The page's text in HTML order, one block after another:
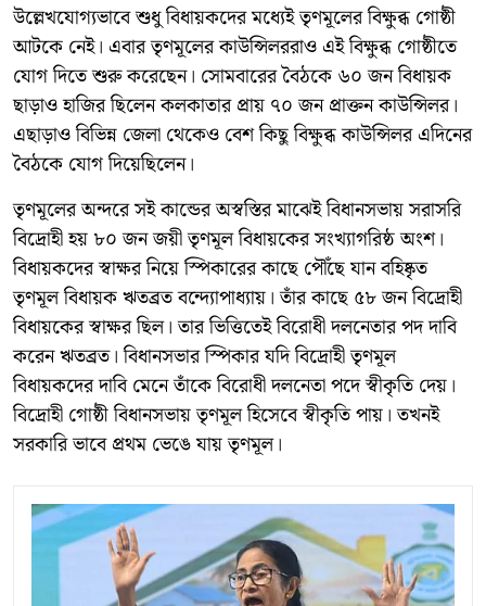
উল্লেখযোগ্যভাবে শুধু বিধায়কদের মধ্যেই তৃণমূলের বিক্ষুব্ধ গোষ্ঠী
আটকে নেই। এবার তৃণমূলের কাউন্সিলররাও এই বিক্ষুব্ধ গোষ্ঠীতে
যোগ দিতে শুরু করেছেন। সোমবারের বৈঠকে ৬০ জন বিধায়ক
ছাড়াও হাজির ছিলেন কলকাতার প্রায় ৭০ জন প্রাক্তন কাউন্সিলর।
এছাড়াও বিভিন্ন জেলা থেকেও বেশ কিছু বিক্ষুব্ধ কাউন্সিলর এদিনের
বৈঠকে যোগ দিয়েছিলেন।
তৃণমূলের অন্দরে সই কান্ডের অস্বস্তির মাঝেই বিধানসভায় সরাসরি
বিদ্রোহী হয় ৮০ জন জয়ী তৃণমূল বিধায়কের সংখ্যাগরিষ্ঠ অংশ।
বিধায়কদের স্বাক্ষর নিয়ে স্পিকারের কাছে পৌঁছে যান বহিষ্কৃত
তৃণমূল বিধায়ক ঋতব্রত বন্দ্যোপাধ্যায়। তাঁর কাছে ৫৮ জন বিদ্রোহী
বিধায়কের স্বাক্ষর ছিল। তার ভিত্তিতেই বিরোধী দলনেতার পদ দাবি
করেন ঋতব্রত। বিধানসভার স্পিকার যদি বিদ্রোহী তৃণমূল
বিধায়কদের দাবি মেনে তাঁকে বিরোধী দলনেতা পদে স্বীকৃতি দেয়।
বিদ্রোহী গোষ্ঠী বিধানসভায় তৃণমূল হিসেবে স্বীকৃতি পায়। তখনই
সরকারি ভাবে প্রথম ভেঙে যায় তৃণমূল।